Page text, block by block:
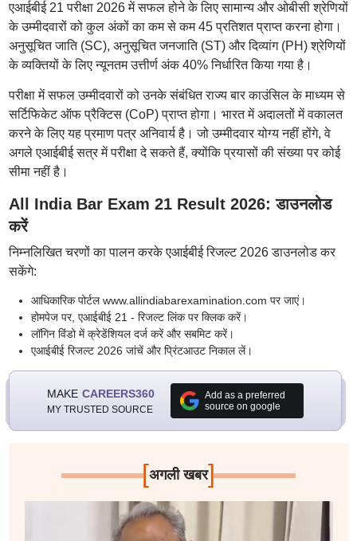
एआईबीई 21 परीक्षा 2026 में सफल होने के लिए सामान्य और ओबीसी श्रेणियों
के उम्मीदवारों को कुल अंकों का कम से कम 45 प्रतिशत प्राप्त करना होगा।
अनुसूचित जाति (SC), अनुसूचित जनजाति (ST) और दिव्यांग (PH) श्रेणियों
के व्यक्तियों के लिए न्यूनतम उत्तीर्ण अंक 40% निर्धारित किया गया है।
परीक्षा में सफल उम्मीदवारों को उनके संबंधित राज्य बार काउंसिल के माध्यम से
सर्टिफिकेट ऑफ प्रैक्टिस (CoP) प्राप्त होगा। भारत में अदालतों में वकालत
करने के लिए यह प्रमाण पत्र अनिवार्य है। जो उम्मीदवार योग्य नहीं होंगे, वे
अगले एआईबीई सत्र में परीक्षा दे सकते हैं, क्योंकि प्रयासों की संख्या पर कोई
सीमा नहीं है।
All India Bar Exam 21 Result 2026: डाउनलोड
करें
निम्नलिखित चरणों का पालन करके एआईबीई रिजल्ट 2026 डाउनलोड कर
सकेंगे:
आधिकारिक पोर्टल www.allindiabarexamination.com पर जाएं।
होमपेज पर, एआईबीई 21 - रिजल्ट लिंक पर क्लिक करें।
लॉगिन विंडो में क्रेडेंशियल दर्ज करें और सबमिट करें।
एआईबीई रिजल्ट 2026 जांचें और प्रिंटआउट निकाल लें।
MAKE CAREERS360
MY TRUSTED SOURCE
Add as a preferred
source on google
[अगली खबर]